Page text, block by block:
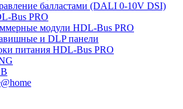
балластами (DALI 0-10V DSI)
Bus PRO
модули HDL-Bus PRO
и DLP панели
питания HDL-Bus PRO